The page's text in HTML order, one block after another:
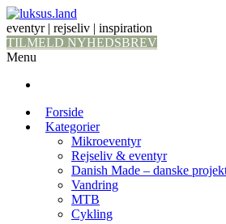
eventyr | rejseliv | inspiration
TILMELD NYHEDSBREV
Menu
Forside
Kategorier
Mikroeventyr
Rejseliv & eventyr
Danish Made – danske
Vandring
MTB
Cykling